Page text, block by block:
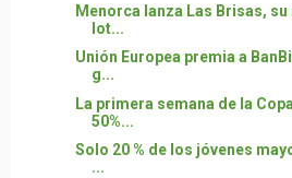
Menorca lanza Las Brisas,
lot...
Unión Europea premia a
g...
La primera semana de la
50%...
Solo 20 % de los jóvenes
...